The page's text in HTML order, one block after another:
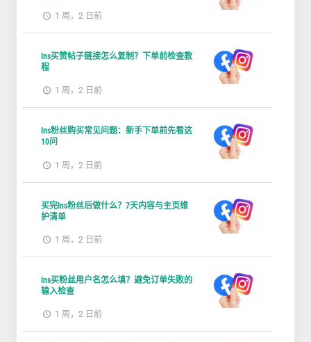
1 周，2 日前
Ins买赞帖子链接怎么复制？下单前检查教
程
1 周，2 日前
Ins粉丝购买常见问题：新手下单前先看这
10问
1 周，2 日前
买完Ins粉丝后做什么？7天内容与主页维
护清单
1 周，2 日前
Ins买粉丝用户名怎么填？避免订单失败的
输入检查
1 周，2 日前